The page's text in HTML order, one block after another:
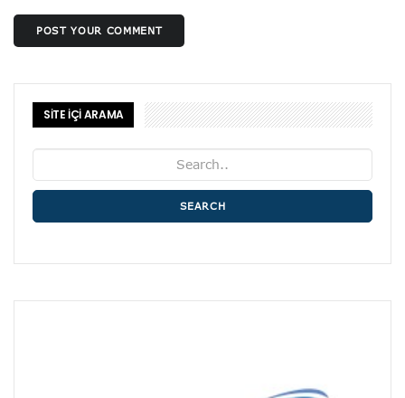
POST YOUR COMMENT
SİTE İÇİ ARAMA
SEARCH